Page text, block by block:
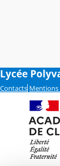
Lycée
Contacts Mentions